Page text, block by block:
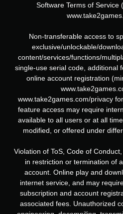
Software Terms of Service
Non-transferable access to
exclusive/unlockable/
content/services/functions/
single-use serial code, additional
online account registration
www.take2games.com/privacy
feature access may require
available to all users or at all
modified, or offered under
Violation of ToS, Code of
in restriction or termination of
account. Online play and
internet service, and may
subscription and account
associated fees. Unauthorized